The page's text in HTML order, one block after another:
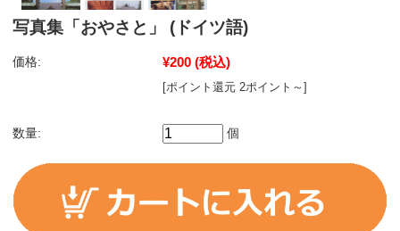
写真集「おやさと」 (ドイツ語)
価格: ¥200 (税込)
[ポイント還元 2ポイント～]
数量: 個